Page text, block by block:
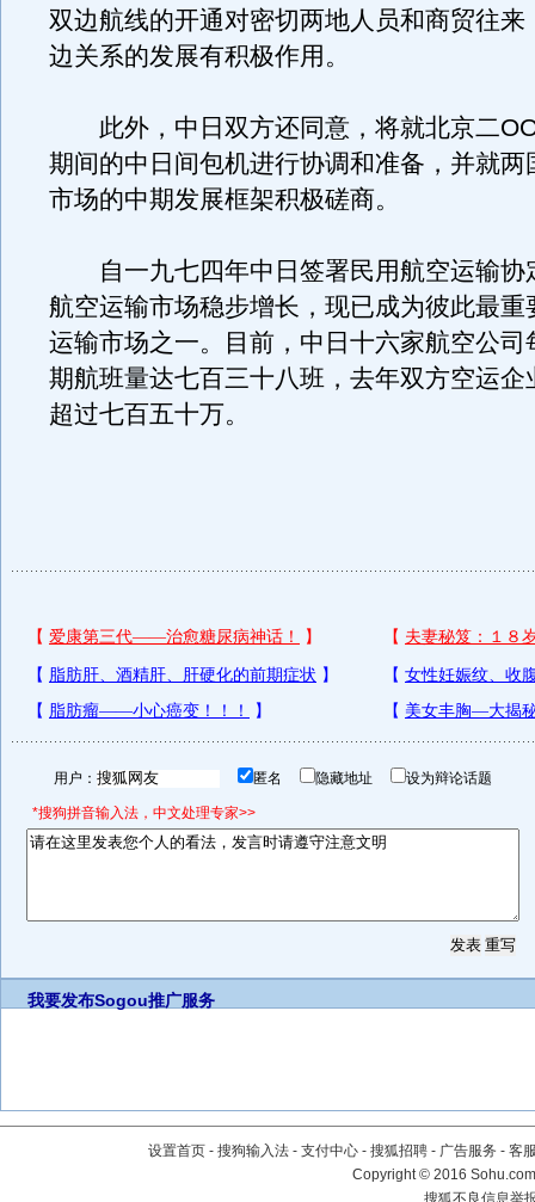
双边航线的开通对密切两地人员和商贸往来
边关系的发展有积极作用。
此外，中日双方还同意，将就北京二
期间的中日间包机进行协调和准备，并就两
市场的中期发展框架积极磋商。
自一九七四年中日签署民用航空运输协
航空运输市场稳步增长，现已成为彼此最重
运输市场之一。目前，中日十六家航空公司
期航班量达七百三十八班，去年双方空运企
超过七百五十万。
用户： 匿名 隐藏地址 设为辩论话题
*搜狗拼音输入法，中文处理专家>>
我要发布Sogou推广服务
设置首页 - 搜狗输入法 - 支付中心 - 搜狐招聘 - 广告服务 - 客
Copyright©2016
搜狐不良信息举